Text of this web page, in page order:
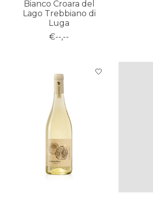
Bianco Croara del
Lago Trebbiano di
Luga
€--,--